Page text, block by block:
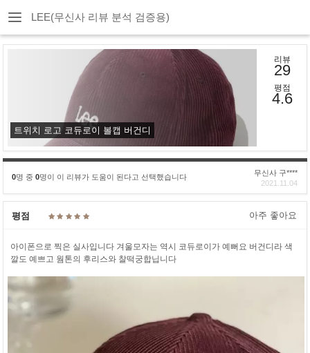
LEE(무신사 리뷰 분석 검증용)
트위치 로고 코듀로이 볼캡 버건디
리뷰
29
평점
4.6
0명 중 0명이 이 리뷰가 도움이 된다고 선택했습니다
무신사 구****
2021.11.04
평점 아주 좋아요
아이폰으로 찍은 실사입니다 겨울모자는 역시 코듀로이가 예뻐요 버건디라 색
깔도 예쁘고 웜톤의 후리스와 찰떡궁합닙니다